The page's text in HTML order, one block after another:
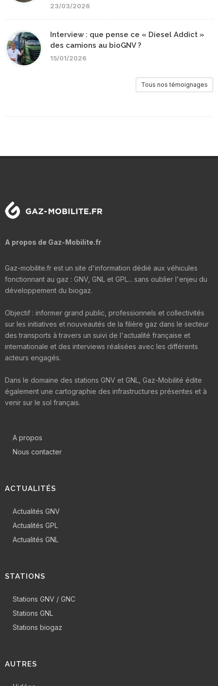
23/03/2026
Interview : que pense ce « Diesel Addict »
des camions au bioGNV ?
15/01/2026
Tous nos témoignages
A propos de Gaz-Mobilite.fr
Gaz-mobilite.fr est un site d'information dédié aux véhicules
fonctionnant au gaz : GNV, GNL et GPL... sans oublier l'enjeu du
développement du biogaz.
Objectif : informer grand public, professionnels et collectivités
sur les initiatives et nouveautés de la filière gaz dans le secteur
des transports à travers un suivi de l'actualité française et
internationale et des interviews réalisées avec les différents
acteurs engagés.
Dans le domaine des stations GNV et GNL, Gaz-Mobilité édite
également une cartographie des infrastructures présentes et à
venir sur le sol français.
A propos
Nous contacter
ACTUALITÉS
Actualités GNV
Actualités GPL
Actualités GNL
STATIONS
Stations GNV / GNC
Stations GNL
Stations biogaz
AUTRES